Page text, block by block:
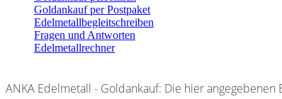
Goldankauf per Postpaket
Edelmetallbegleitschreiben
Fragen und Antworten
Edelmetallrechner
ANKA Edelmetall - Goldankauf: Die hier